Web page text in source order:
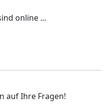
online ...
auf Ihre Fragen!